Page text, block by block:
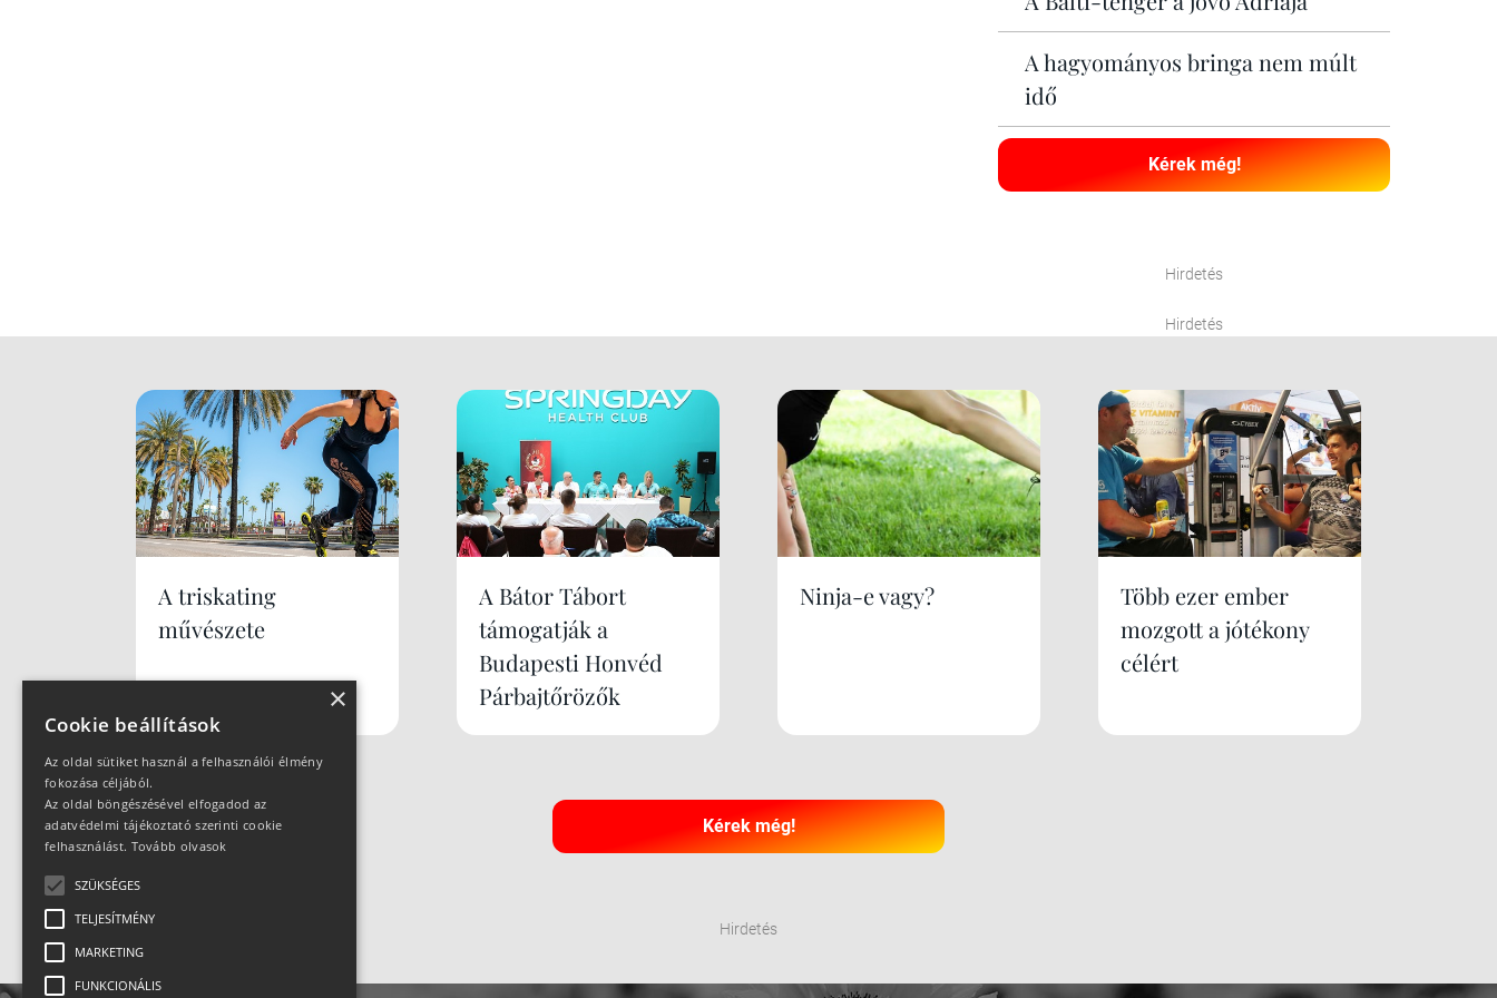
A hagyományos bringa nem múlt
idő
Kérek még!
Hirdetés
Hirdetés
A triskating
művészete
A Bátor Tábort
támogatják a
Budapesti Honvéd
Párbajtőrözők
Ninja-e vagy?
Több ezer ember
mozgott a jótékony
célért
Kérek még!
Hirdetés
×
Cookie beállítások
Az oldal sütiket használ a felhasználói élmény
fokozása céljából.
Az oldal böngészésével elfogadod az
adatvédelmi tájékoztató szerinti cookie
felhasználást. Tovább olvasok
SZÜKSÉGES
TELJESÍTMÉNY
MARKETING
FUNKCIONÁLIS